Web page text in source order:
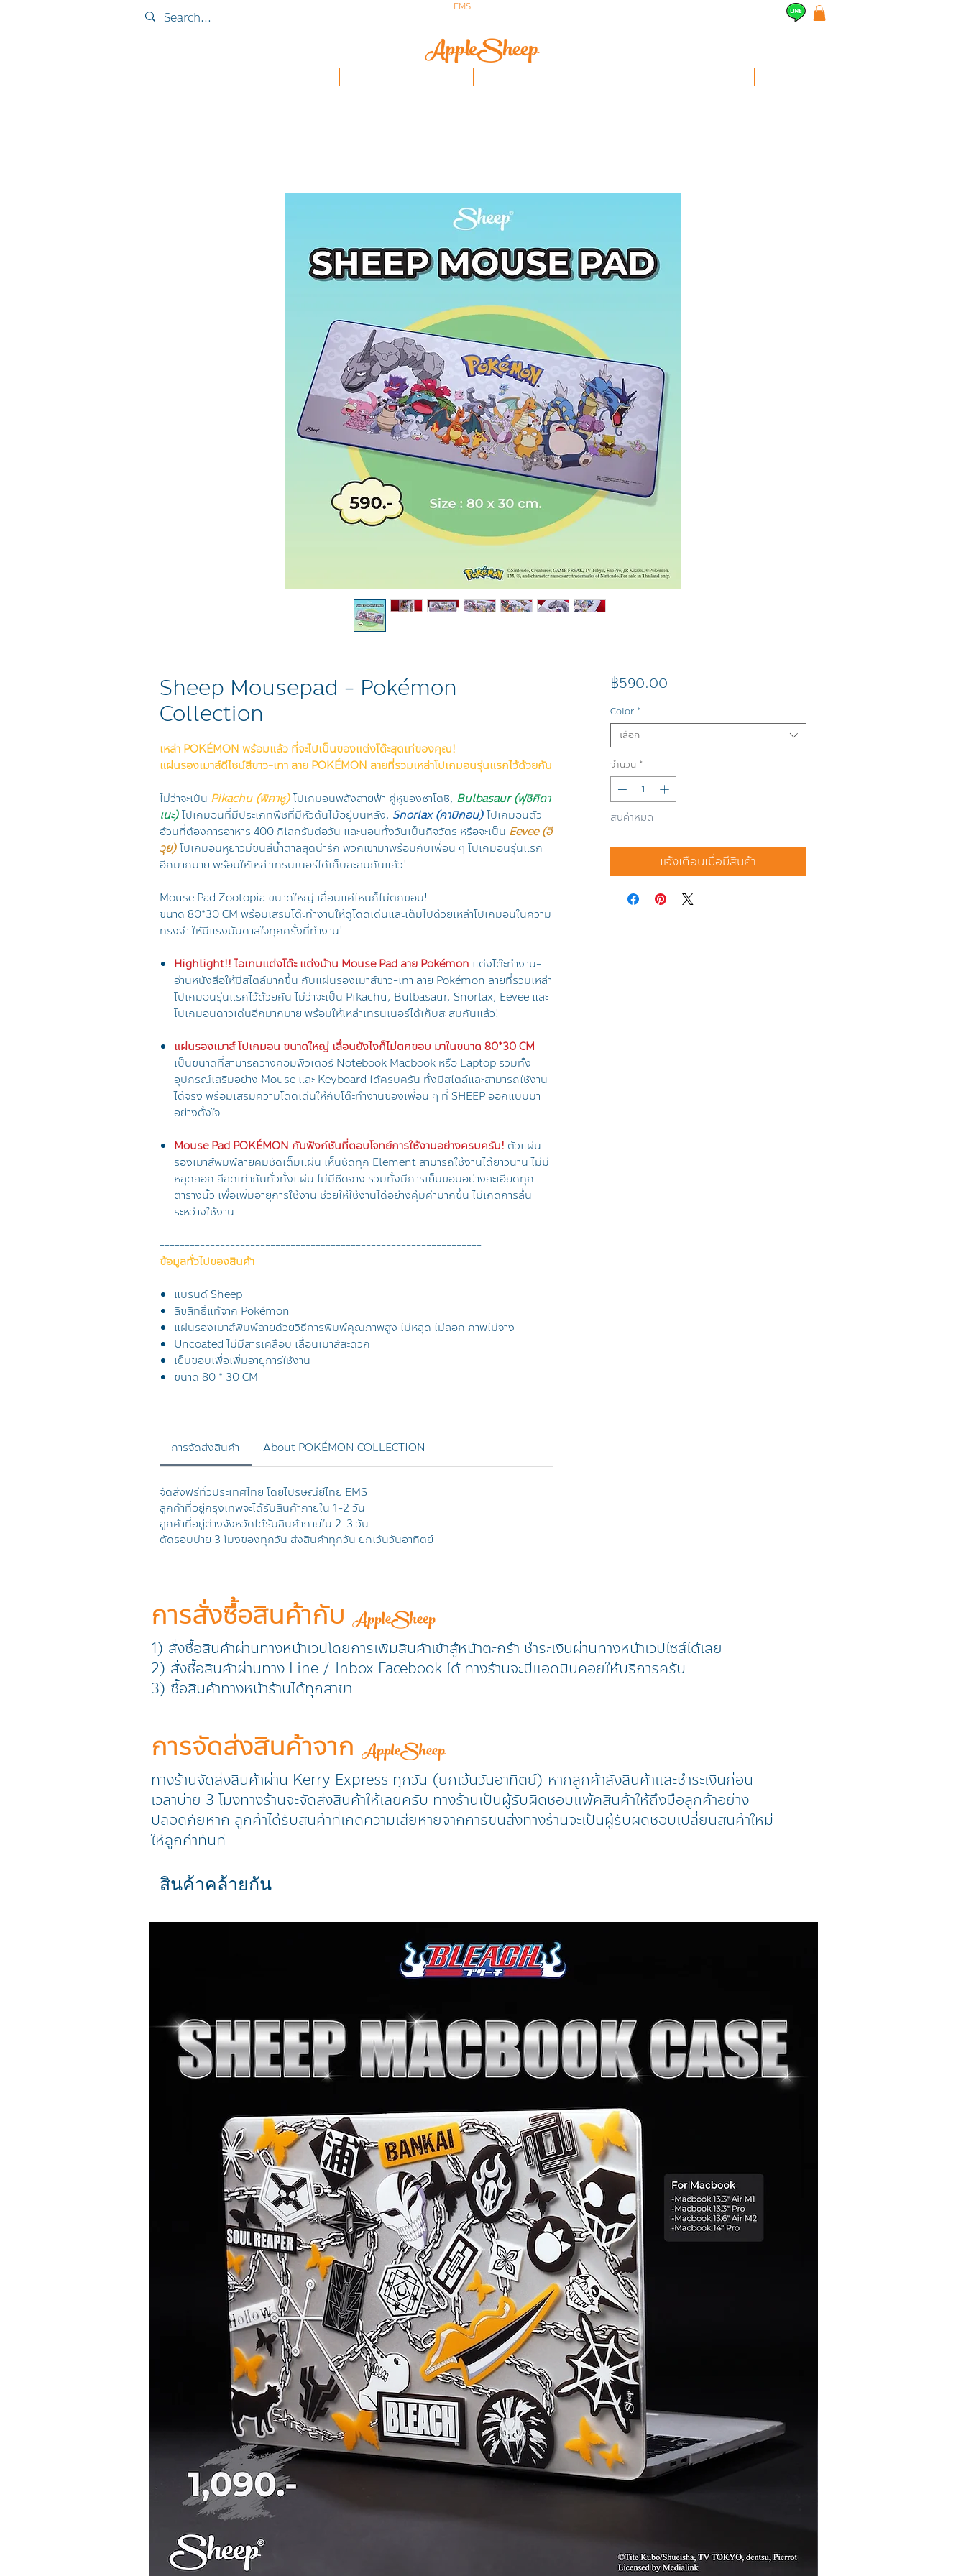
EMS
Sheep Mousepad - Pokémon
Collection
เหล่า POKÉMON พร้อมแล้ว ที่จะไปเป็นของแต่งโต๊ะสุดเท่ของคุณ!
แผ่นรองเมาส์ดีไซน์สีขาว-เทา ลาย POKÉMON ลายที่รวมเหล่าโปเกมอนรุ่นแรกไว้ด้วยกัน
ไม่ว่าจะเป็น Pikachu (พิคาชู)โปเกมอนพลังสายฟ้า คู่หูของซาโตชิ, Bulbasaur (ฟุชิกิดา
เนะ) โปเกมอนที่มีประเภทพืชที่มีหัวต้นไม้อยู่บนหลัง, Snorlax (คาบิกอน) โปเกมอนตัว
อ้วนที่ต้องการอาหาร 400 กิโลกรัมต่อวัน และนอนทั้งวันเป็นกิจวัตร หรือจะเป็น Eevee (อี
วุย) โปเกมอนหูยาวมีขนสีน้ำตาลสุดน่ารัก พวกเขามาพร้อมกับเพื่อน ๆ โปเกมอนรุ่นแรก
อีกมากมาย พร้อมให้เหล่าเทรนเนอร์ได้เก็บสะสมกันแล้ว!
Mouse Pad Zootopia ขนาดใหญ่ เลื่อนแค่ไหนก็ไม่ตกขอบ!
ขนาด 80*30 CM พร้อมเสริมโต๊ะทำงานให้ดูโดดเด่นและเต็มไปด้วยเหล่าโปเกมอนในความ
ทรงจำ ให้มีแรงบันดาลใจทุกครั้งที่ทำงาน!
Highlight!! ไอเทมแต่งโต๊ะ แต่งบ้าน Mouse Pad ลาย Pokémon แต่งโต๊ะทำงาน-
อ่านหนังสือให้มีสไตล์มากขึ้น กับแผ่นรองเมาส์ขาว-เทา ลาย Pokémon ลายที่รวมเหล่า
โปเกมอนรุ่นแรกไว้ด้วยกัน ไม่ว่าจะเป็น Pikachu, Bulbasaur, Snorlax, Eevee และ
โปเกมอนดาวเด่นอีกมากมาย พร้อมให้เหล่าเทรนเนอร์ได้เก็บสะสมกันแล้ว!
แผ่นรองเมาส์ โปเกมอน ขนาดใหญ่ เลื่อนยังไงก็ไม่ตกขอบ มาในขนาด 80*30 CM
เป็นขนาดที่สามารถวางคอมพิวเตอร์ Notebook Macbook หรือ Laptop รวมทั้ง
อุปกรณ์เสริมอย่าง Mouse และ Keyboard ได้ครบครัน ทั้งมีสไตล์และสามารถใช้งาน
ได้จริง พร้อมเสริมความโดดเด่นให้กับโต๊ะทำงานของเพื่อน ๆ ที่ SHEEP ออกแบบมา
อย่างตั้งใจ
Mouse Pad POKÉMON กับฟังก์ชันที่ตอบโจทย์การใช้งานอย่างครบครัน! ตัวแผ่น
รองเมาส์พิมพ์ลายคมชัดเต็มแผ่น เห็นชัดทุก Element สามารถใช้งานได้ยาวนาน ไม่มี
หลุดลอก สีสดเท่ากันทั่วทั้งแผ่น ไม่มีซีดจาง รวมทั้งมีการเย็บขอบอย่างละเอียดทุก
ตารางนิ้ว เพื่อเพิ่มอายุการใช้งาน ช่วยให้ใช้งานได้อย่างคุ้มค่ามากขึ้น ไม่เกิดการลื่น
ระหว่างใช้งาน
----------------------------------------------------------------
ข้อมูลทั่วไปของสินค้า
แบรนด์ Sheep
ลิขสิทธิ์แท้จาก Pokémon
แผ่นรองเมาส์พิมพ์ลายด้วยวิธีการพิมพ์คุณภาพสูง ไม่หลุด ไม่ลอก ภาพไม่จาง
Uncoated ไม่มีสารเคลือบ เลื่อนเมาส์สะดวก
เย็บขอบเพื่อเพิ่มอายุการใช้งาน
ขนาด 80 * 30 CM
การจัดส่งสินค้า About POKÉMON COLLECTION
จัดส่งฟรีทั่วประเทศไทย โดยไปรษณีย์ไทย EMS
ลูกค้าที่อยู่กรุงเทพจะได้รับสินค้าภายใน 1-2 วัน
ลูกค้าที่อยู่ต่างจังหวัดได้รับสินค้าภายใน 2-3 วัน
ตัดรอบบ่าย 3 โมงของทุกวัน ส่งสินค้าทุกวัน ยกเว้นวันอาทิตย์
฿590.00ราคา
Color *
เลือก
จำนวน *
สินค้าหมด
แจ้งเตือนเมื่อมีสินค้า
การสั่งซื้อสินค้ากับ AppleSheep
1) สั่งซื้อสินค้าผ่านทางหน้าเวปโดยการเพิ่มสินค้าเข้าสู้หน้าตะกร้า ชำระเงินผ่านทางหน้าเวปไซส์ได้เลย
2) สั่งซื้อสินค้าผ่านทาง Line / Inbox Facebook ได้ ทางร้านจะมีแอดมินคอยให้บริการครับ
3) ซื้อสินค้าทางหน้าร้านได้ทุกสาขา
การจัดส่งสินค้าจาก AppleSheep
ทางร้านจัดส่งสินค้าผ่าน Kerry Express ทุกวัน (ยกเว้นวันอาทิตย์) หากลูกค้าสั่งสินค้าและชำระเงินก่อน
เวลาบ่าย 3 โมงทางร้านจะจัดส่งสินค้าให้เลยครับ ทางร้านเป็นผู้รับผิดชอบแพ้คสินค้าให้ถึงมือลูกค้าอย่าง
ปลอดภัยหาก ลูกค้าได้รับสินค้าที่เกิดความเสียหายจากการขนส่งทางร้านจะเป็นผู้รับผิดชอบเปลี่ยนสินค้าใหม่
ให้ลูกค้าทันที
สินค้าคล้ายกัน